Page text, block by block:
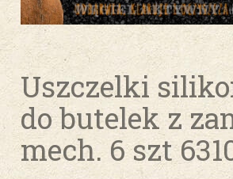
Uszczelki
do butelek z
mech. 6 szt